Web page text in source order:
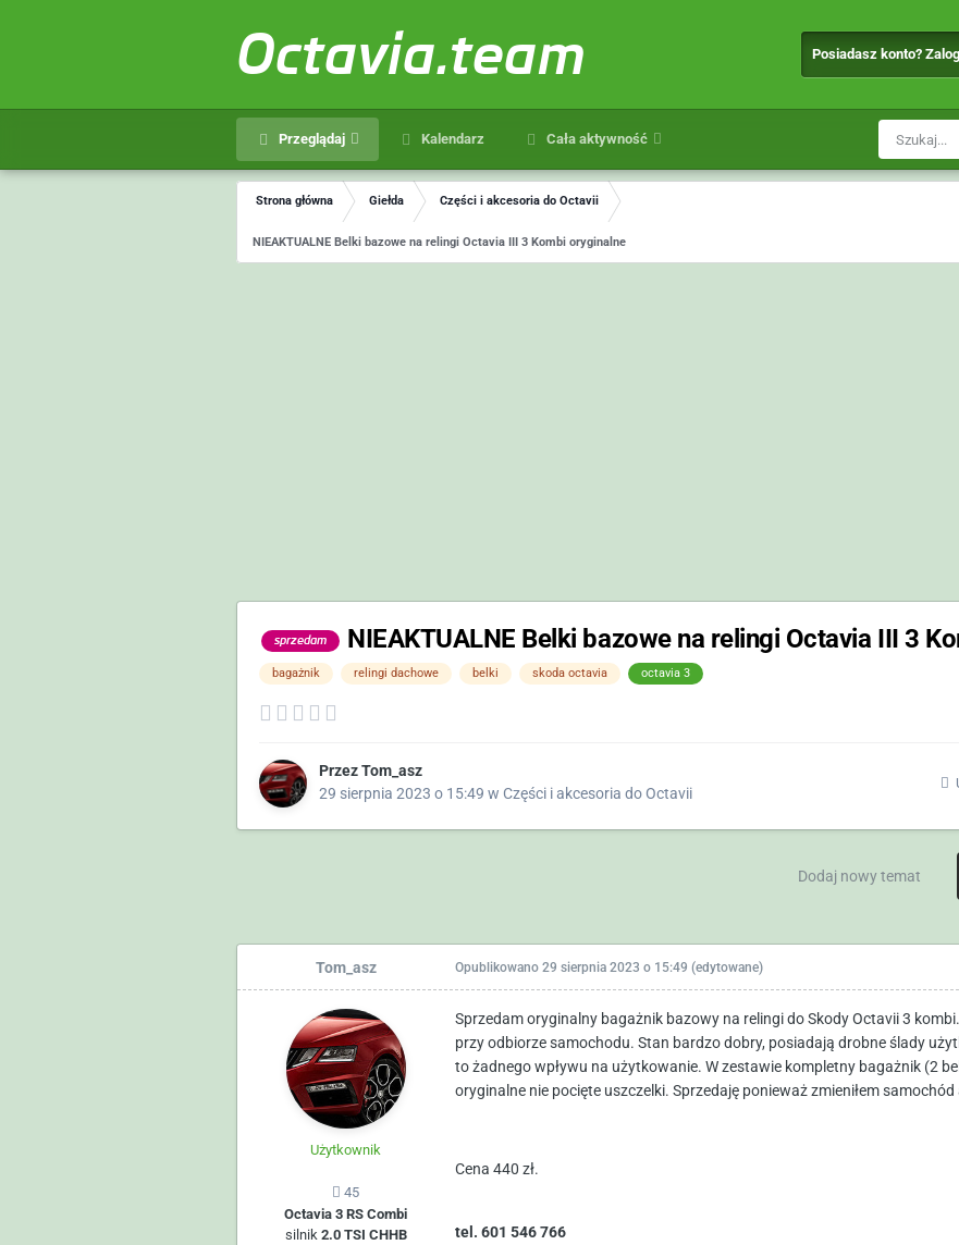
Octavia.team Posiadasz konto?
Przeglądaj Kalendarz Cała aktywność
Strona główna Giełda Części i akcesoria do Octavii
NIEAKTUALNE Belki bazowe na relingi Octavia III 3 Kombi oryginalne
sprzedam NIEAKTUALNE Belki bazowe na relingi Octavia III 3
bagażnik relingi dachowe belki skoda octavia octavia 3
PrzezTom_asz
29 sierpnia 2023 o 15:49 w Części i akcesoria do Octavii
Dodaj nowy temat
Tom_asz
Użytkownik
45
Octavia 3 RS Combi
silnik 2.0 TSI CHHB
Opublikowano 29 sierpnia 2023 o 15:49 (edytowane)
Sprzedam oryginalny bagażnik bazowy na relingi do Skody Octavii 3
przy odbiorze samochodu. Stan bardzo dobry, posiadają drobne ślady
to żadnego wpływu na użytkowanie. W zestawie kompletny bagażnik (2
oryginalne nie pocięte uszczelki. Sprzedaję ponieważ zmieniłem
Cena 440 zł.
tel. 601 546 766